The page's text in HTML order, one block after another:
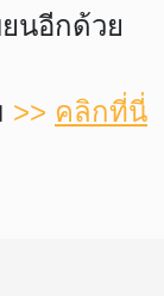
นอีกด้วย
>> คลิกที่นี่